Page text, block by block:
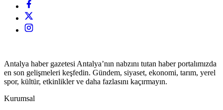
Antalya haber gazetesi Antalya’nın nabzını tutan haber portalımızda
en son gelişmeleri keşfedin. Gündem, siyaset, ekonomi, tarım, yerel
spor, kültür, etkinlikler ve daha fazlasını kaçırmayın.
Kurumsal